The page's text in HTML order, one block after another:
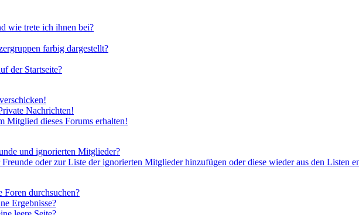
wie trete ich ihnen bei?
farbig dargestellt?
der Startseite?
Nachrichten!
Mitglied dieses Forums erhalten!
und ignorierten Mitglieder?
oder zur Liste der ignorierten Mitglieder hinzufügen oder diese wieder aus den Listen
Foren durchsuchen?
Ergebnisse?